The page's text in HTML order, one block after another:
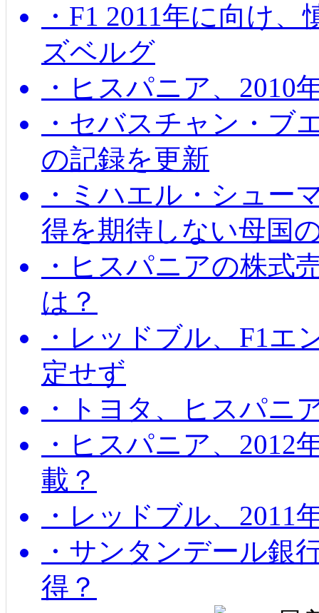
・F1 2011年に向け
ズベルグ
・ヒスパニア、2010
・セバスチャン・ブ
の記録を更新
・ミハエル・シュー
得を期待しない母国
・ヒスパニアの株式
は？
・レッドブル、F1エ
定せず
・トヨタ、ヒスパニ
・ヒスパニア、2012
載？
・レッドブル、2011
・サンタンデール銀
得？